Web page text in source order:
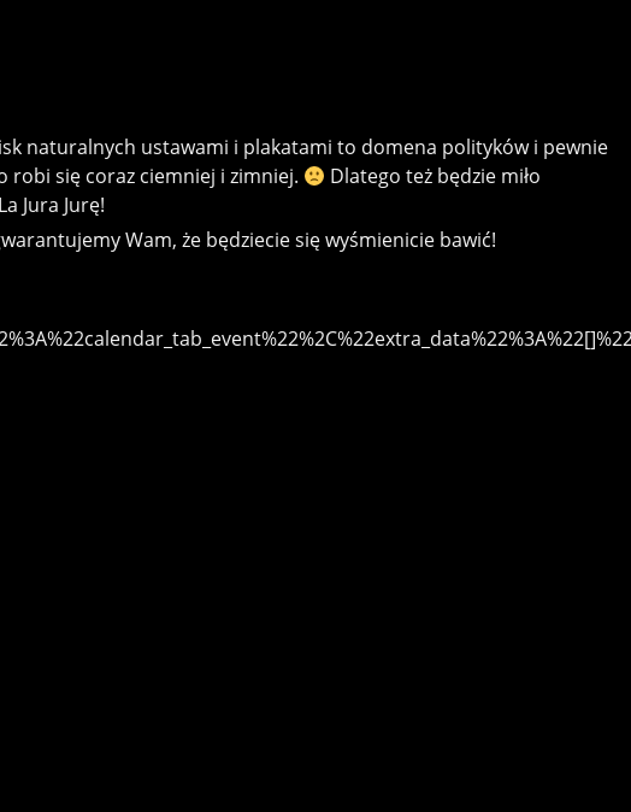
naturalnych ustawami i plakatami to domena polityków i pewnie
robi się coraz ciemniej i zimniej.
Dlatego też będzie miło
Jura Jurę!
Wam, że będziecie się wyśmienicie bawić!